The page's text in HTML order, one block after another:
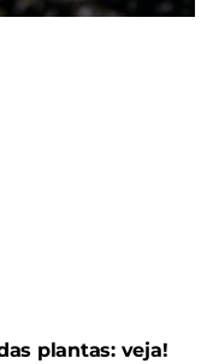
plantas: veja!